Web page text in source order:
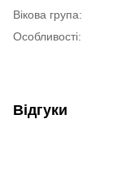
Вікова група:
Особливості:
Відгуки